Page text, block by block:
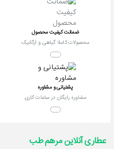
ضمانت کیفیت محصول
محصولات کاملا گیاهی و ارگانیک
پشتیانی و مشاوره
مشاوره رایگان در ساعات کاری
عطاری آنلاین مرهم طب